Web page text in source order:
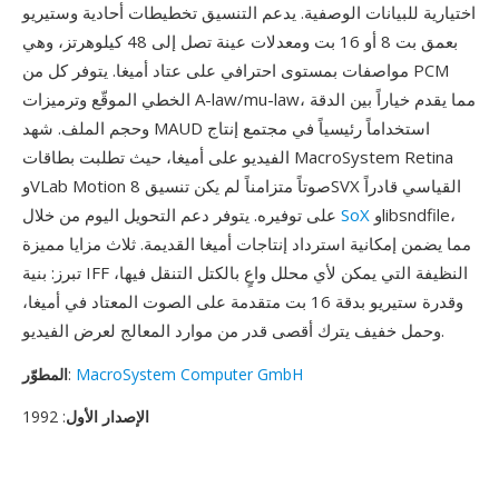
اختيارية للبيانات الوصفية. يدعم التنسيق تخطيطات أحادية وستيريو
بعمق بت 8 أو 16 بت ومعدلات عينة تصل إلى 48 كيلوهرتز، وهي
مواصفات بمستوى احترافي على عتاد أميغا. يتوفر كل من PCM
الخطي الموقّع وترميزات A-law/mu-law، مما يقدم خياراً بين الدقة
وحجم الملف. شهد MAUD استخداماً رئيسياً في مجتمع إنتاج
الفيديو على أميغا، حيث تطلبت بطاقات MacroSystem Retina
وVLab Motion صوتاً متزامناً لم يكن تنسيق 8SVX القياسي قادراً
SoX
مما يضمن إمكانية استرداد إنتاجات أميغا القديمة. ثلاث مزايا مميزة
تبرز: بنية IFF النظيفة التي يمكن لأي محلل واعٍ بالكتل التنقل فيها،
وقدرة ستيريو بدقة 16 بت متقدمة على الصوت المعتاد في أميغا،
وحمل خفيف يترك أقصى قدر من موارد المعالج لعرض الفيديو.
المطوّر: MacroSystem Computer GmbH
الإصدار الأول: 1992